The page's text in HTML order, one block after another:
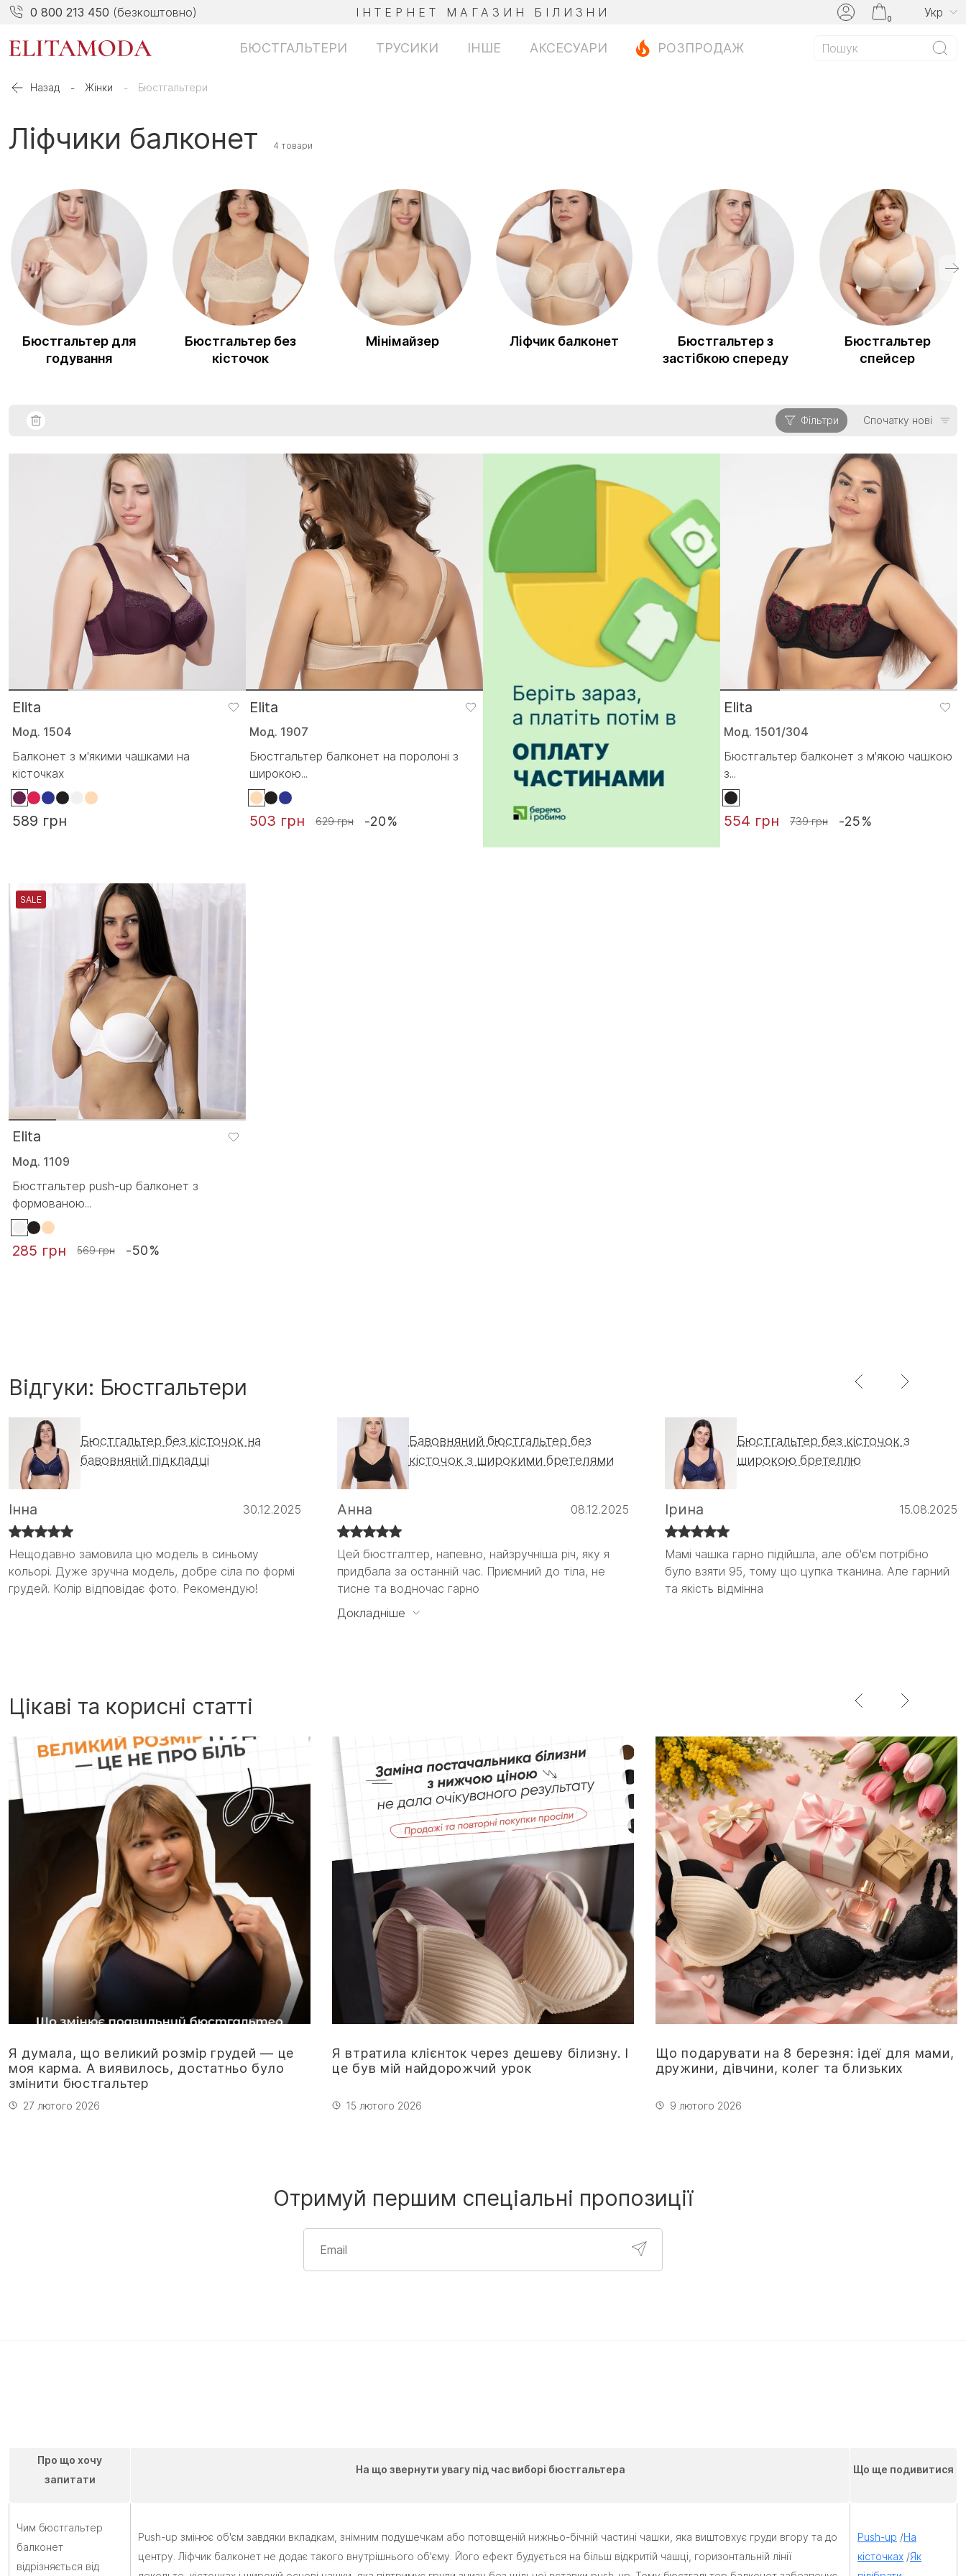
Про що хочу
запитати
На що звернути увагу під час виборі бюстгальтера Що ще подивитися
Чим бюстгальтер
балконет
відрізняється від
Push-up змінює об'єм завдяки вкладкам, знімним подушечкам або потовщеній нижньо-бічній частині чашки, яка виштовхує груди вгору та до
центру. Ліфчик балконет не додає такого внутрішнього об'єму. Його ефект будується на більш відкритій чашці, горизонтальній лінії
Push-up /На
кісточках /Як
0 800 213 450 (безкоштовно) ІНТЕРНЕТ МАГАЗИН БІЛИЗНИ 0 Укр
БЮСТГАЛЬТЕРИ ТРУСИКИ ІНШЕ АКСЕСУАРИ РОЗПРОДАЖ
Назад Жінки Бюстгальтери
Ліфчики балконет 4 товари
Бюстгальтер для
годування
Бюстгальтер без
кісточок
Мінімайзер Ліфчик балконет
Бюстгальтер з
застібкою спереду
Бюстгальтер
спейсер
Фільтри Спочатку нові
Elita
Мод. 1504
Балконет з м'якими чашками на
кісточках
589 грн
Elita
Мод. 1907
Бюстгальтер балконет на поролоні з
широкою...
503 грн 629 грн -20%
Elita
Мод. 1501/304
Бюстгальтер балконет з м'якою чашкою
з...
554 грн 739 грн -25%
SALE
Elita
Мод. 1109
Бюстгальтер push-up балконет з
формованою...
285 грн 569 грн -50%
Відгуки: Бюстгальтери
Бюстгальтер без кісточок на
бавовняній підкладці
Інна 30.12.2025
Нещодавно замовила цю модель в синьому
кольорі. Дуже зручна модель, добре сіла по формі
грудей. Колір відповідає фото. Рекомендую!
Нещодавно замовила цю модель в синьому
кольорі. Дуже зручна модель, добре сіла по формі
грудей. Колір відповідає фото. Рекомендую! :)
Бавовняний бюстгальтер без
кісточок з широкими бретелями
Анна 08.12.2025
Цей бюстгалтер, напевно, найзручніша річ, яку я
придбала за останній час. Приємний до тіла, не
тисне та водночас гарно
Цей бюстгалтер, напевно, найзручніша річ, яку я
придбала за останній час. Приємний до тіла, не
тисне та водночас гарно тримає. Ніяких кісточок,
які б впивались в тіло або давили десь.
Задоволена на всі 100
Докладніше
Бюстгальтер без кісточок з
широкою бретеллю
Ірина 15.08.2025
Мамі чашка гарно підійшла, але об'єм потрібно
було взяти 95, тому що цупка тканина. Але гарний
та якість відмінна
Мамі чашка гарно підійшла, але об'єм потрібно
було взяти 95, тому що цупка тканина. Але гарний
та якість відмінна
Цікаві та корисні статті
Я думала, що великий розмір грудей — це
моя карма. А виявилось, достатньо було
змінити бюстгальтер
27 лютого 2026
Я втратила клієнток через дешеву білизну. І
це був мій найдорожчий урок
15 лютого 2026
Що подарувати на 8 березня: ідеї для мами,
дружини, дівчини, колег та близьких
9 лютого 2026
Отримуй першим спеціальні пропозиції